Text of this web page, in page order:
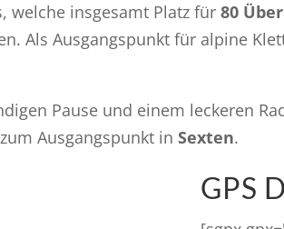
welche insgesamt Platz für80
Als Ausgangspunkt für alpine
Pause und einem leckeren
Ausgangspunkt inSexten.
GPS